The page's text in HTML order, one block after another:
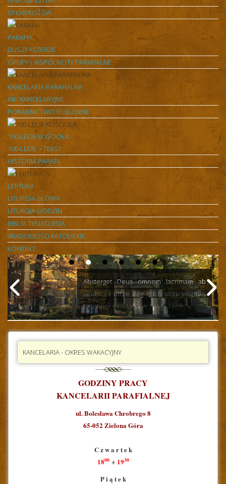
SPOWIEDŹ ŚW.
PARAFIA
DUSZPASTERZE
GRUPY I WSPÓLNOTY PARAFIALNE
KANCELARIA PARAFIALNA
INF. KANCELARYJNE
PORADNICTWO RODZINNE
100-LECIE KOŚCIOŁA
100-LECIE > TEKST
HISTORIA PARAFII
LEKTURA
LITURGIA SŁOWA
LITURGIA GODZIN
BIBLIA TYSIĄCLECIA
WIADOMOŚCI KATOLICKIE
KONTAKT
Absterget Deus omnem lacrimam ab
oculis - i otrze Bóg z ich oczu wszelką
łzę. (Apokalipsa wg św. Jana - 2138)
KANCELARIA - OKRES WAKACYJNY
GODZINY PRACY
KANCELARII PARAFIALNEJ
ul. Bolesława Chrobrego 8
65-052 Zielona Góra
C z w a r t e k
1800÷ 1930
P i ą t e k